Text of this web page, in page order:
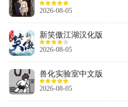
2026-08-05
新笑傲江湖汉化版
2026-08-05
兽化实验室中文版
2026-08-05